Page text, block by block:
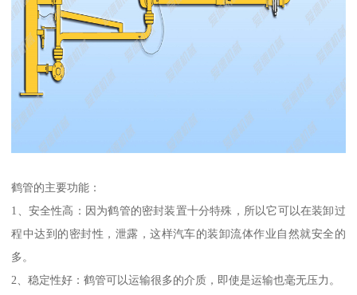
鹤管的主要功能：
1、安全性高：因为鹤管的密封装置十分特殊，所以它可以在装卸过
程中达到的密封性，泄露，这样汽车的装卸流体作业自然就安全的
多。
2、稳定性好：鹤管可以运输很多的介质，即使是运输也毫无压力。